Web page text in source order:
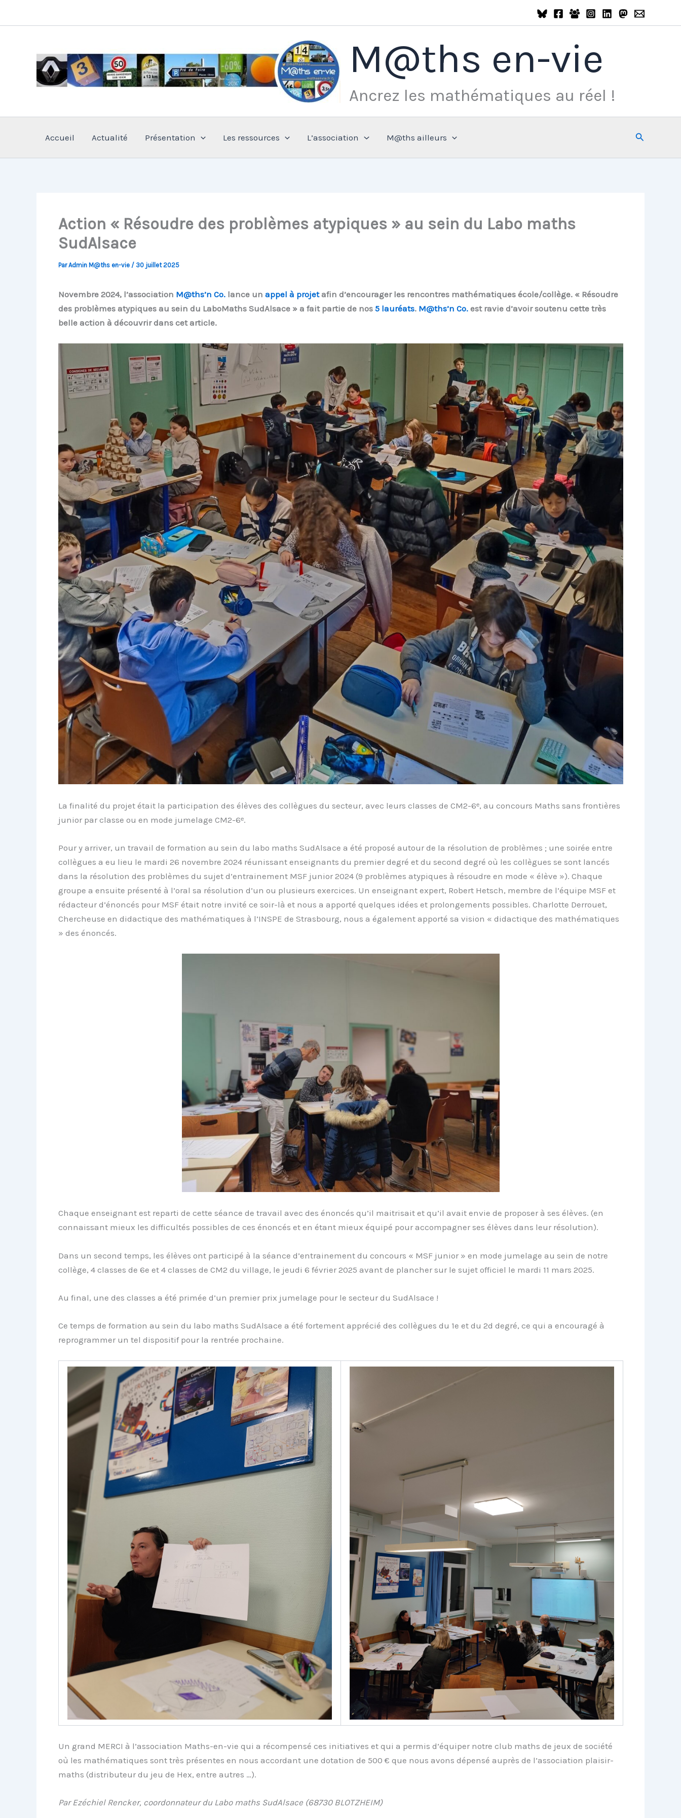
M@ths en-vie
Ancrez les mathématiques au réel !
Accueil Actualité Présentation Les ressources L’association M@ths ailleurs Rechercher
Action « Résoudre des problèmes atypiques » au sein du Labo maths
SudAlsace
ParAdmin M@ths en-vie / 30 juillet 2025
Novembre 2024, l’association M@ths’n Co.lance un appel à projetafin d’encourager les rencontres mathématiques école/collège. « Résoudre
des problèmes atypiques au sein du LaboMaths SudAlsace » a fait partie de nos 5 lauréats. M@ths’n Co.est ravie d’avoir soutenu cette très
belle action à découvrir dans cet article.
La finalité du projet était la participation des élèves des collègues du secteur, avec leurs classes de CM2-6ᵉ, au concours Maths sans frontières
junior par classe ou en mode jumelage CM2-6ᵉ.
Pour y arriver, un travail de formation au sein du labo maths SudAlsace a été proposé autour de la résolution de problèmes ; une soirée entre
collègues a eu lieu le mardi 26 novembre 2024 réunissant enseignants du premier degré et du second degré où les collègues se sont lancés
dans la résolution des problèmes du sujet d’entrainement MSF junior 2024 (9 problèmes atypiques à résoudre en mode « élève »). Chaque
groupe a ensuite présenté à l’oral sa résolution d’un ou plusieurs exercices. Un enseignant expert, Robert Hetsch, membre de l’équipe MSF et
rédacteur d’énoncés pour MSF était notre invité ce soir-là et nous a apporté quelques idées et prolongements possibles. Charlotte Derrouet,
Chercheuse en didactique des mathématiques à l’INSPE de Strasbourg, nous a également apporté sa vision « didactique des mathématiques
» des énoncés.
Chaque enseignant est reparti de cette séance de travail avec des énoncés qu’il maitrisait et qu’il avait envie de proposer à ses élèves. (en
connaissant mieux les difficultés possibles de ces énoncés et en étant mieux équipé pour accompagner ses élèves dans leur résolution).
Dans un second temps, les élèves ont participé à la séance d’entrainement du concours « MSF junior » en mode jumelage au sein de notre
collège, 4 classes de 6e et 4 classes de CM2 du village, le jeudi 6 février 2025 avant de plancher sur le sujet officiel le mardi 11 mars 2025.
Au final, une des classes a été primée d’un premier prix jumelage pour le secteur du SudAlsace !
Ce temps de formation au sein du labo maths SudAlsace a été fortement apprécié des collègues du 1e et du 2d degré, ce qui a encouragé à
reprogrammer un tel dispositif pour la rentrée prochaine.
Un grand MERCI à l’association Maths-en-vie qui a récompensé ces initiatives et qui a permis d’équiper notre club maths de jeux de société
où les mathématiques sont très présentes en nous accordant une dotation de 500 € que nous avons dépensé auprès de l’association plaisir-
maths (distributeur du jeu de Hex, entre autres …).
Par Ezéchiel Rencker, coordonnateur du Labo maths SudAlsace (68730 BLOTZHEIM)